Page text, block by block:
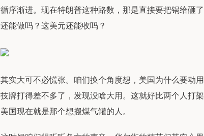
循序渐进。现在特朗普这种路数，那是直接要把锅给砸
还能做吗？这美元还能收吗？
其实大可不必慌张。咱们换个角度想，美国为什么要动
技牌打得差不多了，发现没啥大用。这就好比两个人打
美国现在就是那个想搬煤气罐的人。